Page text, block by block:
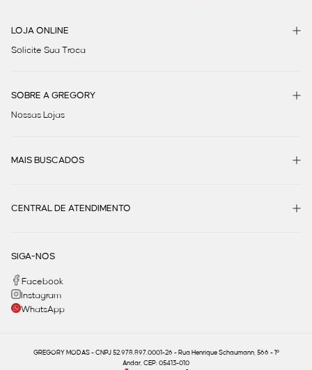
LOJA ONLINE
Solicite Sua Troca
SOBRE A GREGORY
Nossas Lojas
MAIS BUSCADOS
CENTRAL DE ATENDIMENTO
SIGA-NOS
Facebook
Instagram
WhatsApp
GREGORY MODAS - CNPJ 52.978.897.0001-26 - Rua Henrique Schaumann, 566 - 1º
Andar, CEP: 05413-010